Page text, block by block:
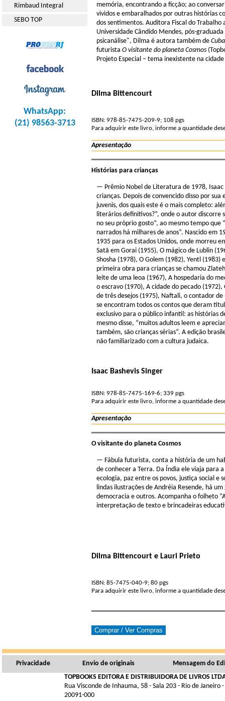
Rimbaud Integral
SEBO TOP
WhatsApp:
(21) 98563-3713
memória, encontrando a ficção; ao
vividos e embaralhados por outras histórias
dos sentimentos. Auditora Fiscal do
Universidade Cândido Mendes, pós-
psicanálise", Dilma é autora também de
futurista O visitante do planeta Cosmos
Projeto Especial – tema inexistente na
Dilma Bittencourt
ISBN: 978-85-7475-209-9; 108 pgs
Para adquirir este livro, informe a quantidade
Apresentação
Histórias para crianças
— Prêmio Nobel de Literatura de 1978, Isaac
crianças. Depois de convencido disso por
juvenis, dos quais este é o mais completo:
literários definitivos?”, onde o autor discorre
no seu próprio gosto”, ao mesmo tempo
narrados há milhares de anos”. Nascido em
1935 para os Estados Unidos, onde morreu
Satã em Gorai (1955), O mágico de Lublin
Shosha (1978), O Golem (1982), Yentl (1983)
primeira obra para crianças se chamou
leite de uma leoa (1967), A hospedaria do
o escravo (1970), A cidade do pecado
de três desejos (1975), Naftali, o contador
se encontram todos os contos que deram
exclusivo para o público infantil: as histórias
mesmo disse, “muitos adultos leem e
também, são crianças sérias”. A edição
não familiarizado com a cultura judaica.
Isaac Bashevis Singer
ISBN: 978-85-7475-169-6; 339 pgs
Para adquirir este livro, informe a quantidade
Apresentação
O visitante do planeta Cosmos
— Fábula futurista, conta a história de um
de conhecer a Terra. Da Índia ele viaja para
ecologia, paz entre os povos, justiça social e
lindas ilustrações de Andréia Resende, há
democracia e outros. Acompanha o folheto
interpretação de texto e brincadeiras
Dilma Bittencourt e Lauri Prieto
ISBN: 85-7475-040-9; 80 pgs
Para adquirir este livro, informe a quantidade
Privacidade Envio de originais
Mensagem do
TOPBOOKS EDITORA E DISTRIBUIDORA DE LIVROS
Rua Visconde de Inhauma, 58 - Sala 203 - Rio de Janeiro -
20091-000